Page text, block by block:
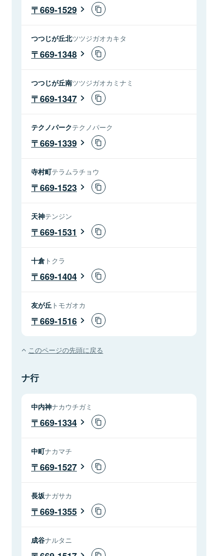
669-1529
つつじが丘北ツツジガオカキタ
669-1348
つつじが丘南ツツジガオカミナミ
669-1347
テクノパークテクノパーク
669-1339
寺村町テラムラチョウ
669-1523
天神テンジン
669-1531
十倉トクラ
669-1404
友が丘 トモガオカ
669-1516
このページの先頭に戻る
ナ行
中内神ナカウチガミ
669-1334
中町ナカマチ
669-1527
長坂ナガサカ
669-1355
成谷ナルタニ